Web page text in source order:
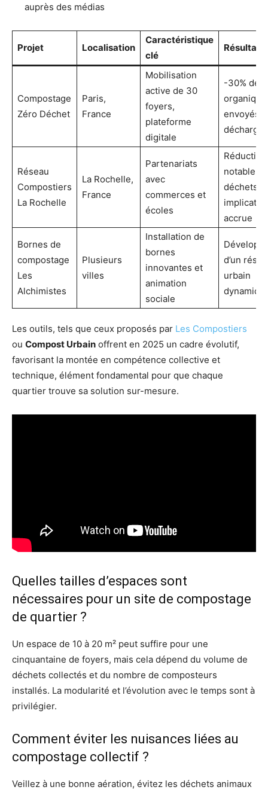
auprès des médias
Projet Localisation
Caractéristique
clé
Résultats
Compostage
Zéro Déchet
Paris,
France
Mobilisation
active de 30
foyers,
plateforme
digitale
-30%
envoyés
décharge
Réseau
Compostiers
La Rochelle
La Rochelle,
France
Partenariats
avec
commerces et
écoles
Réduction
notable
déchets et
accrue
Bornes de
compostage
Les
Alchimistes
Plusieurs
villes
Installation de
bornes
innovantes et
animation
sociale
d’un
urbain
Les outils, tels que ceux proposés par Les Compostiers
ou Compost Urbain offrent en 2025 un cadre évolutif,
favorisant la montée en compétence collective et
technique, élément fondamental pour que chaque
quartier trouve sa solution sur-mesure.
Quelles tailles d’espaces sont
nécessaires pour un site de compostage
de quartier ?
Un espace de 10 à 20 m² peut suffire pour une
cinquantaine de foyers, mais cela dépend du volume de
déchets collectés et du nombre de composteurs
installés. La modularité et l’évolution avec le temps sont à
privilégier.
Comment éviter les nuisances liées au
compostage collectif ?
Veillez à une bonne aération, évitez les déchets animaux